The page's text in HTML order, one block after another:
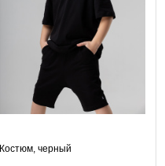
Костюм, черный